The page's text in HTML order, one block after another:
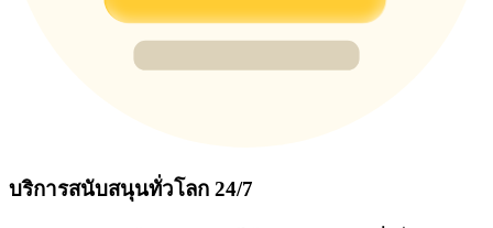
บริการสนับสนุนทั่วโลก 24/7